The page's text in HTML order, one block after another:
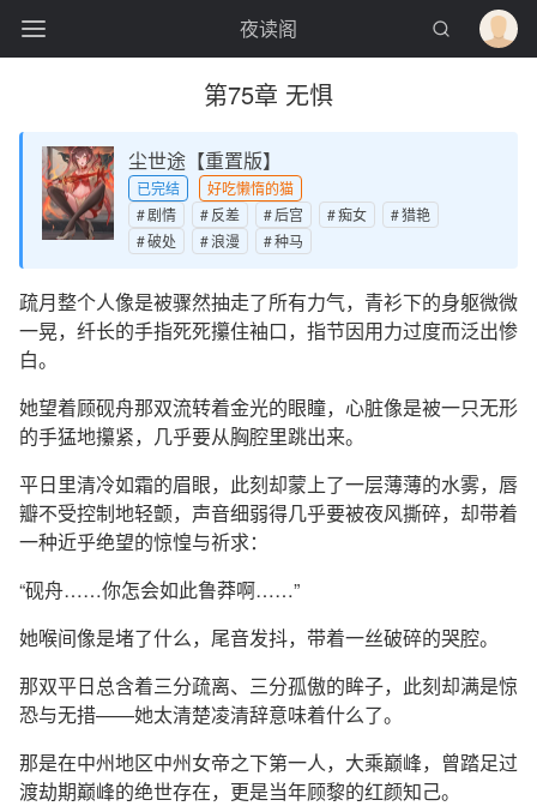
夜读阁
第75章 无惧
尘世途【重置版】
已完结
好吃懒惰的猫
剧情
反差 后宫 痴女
猎艳
破处
浪漫 种马
疏月整个人像是被骤然抽走了所有力气，青衫下的身躯微微
一晃，纤长的手指死死攥住袖口，指节因用力过度而泛出惨
白。
她望着顾砚舟那双流转着金光的眼瞳，心脏像是被一只无形
的手猛地攥紧，几乎要从胸腔里跳出来。
平日里清冷如霜的眉眼，此刻却蒙上了一层薄薄的水雾，唇
瓣不受控制地轻颤，声音细弱得几乎要被夜风撕碎，却带着
一种近乎绝望的惊惶与祈求：
“砚舟……你怎会如此鲁莽啊……”
她喉间像是堵了什么，尾音发抖，带着一丝破碎的哭腔。
那双平日总含着三分疏离、三分孤傲的眸子，此刻却满是惊
恐与无措——她太清楚凌清辞意味着什么了。
那是在中州地区中州女帝之下第一人，大乘巅峰，曾踏足过
渡劫期巅峰的绝世存在，更是当年顾黎的红颜知己。